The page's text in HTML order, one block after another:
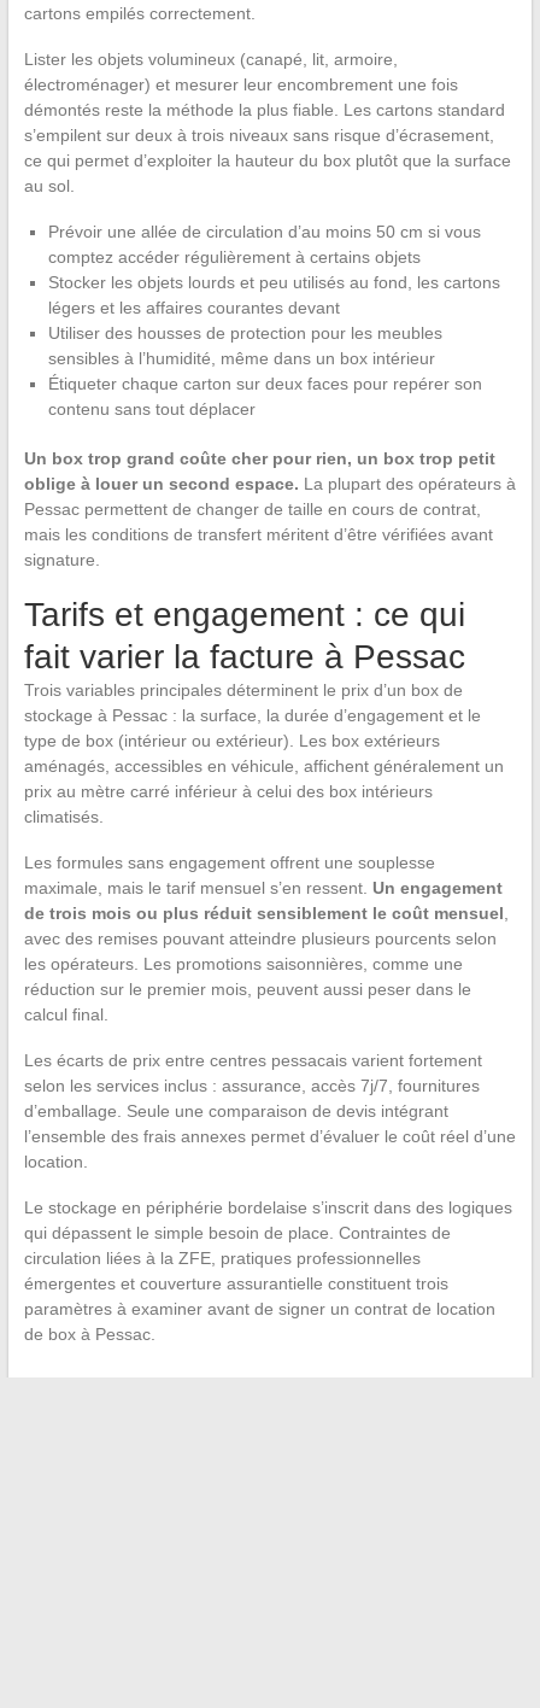
cartons empilés correctement.
Lister les objets volumineux (canapé, lit, armoire,
électroménager) et mesurer leur encombrement une fois
démontés reste la méthode la plus fiable. Les cartons standard
s’empilent sur deux à trois niveaux sans risque d’écrasement,
ce qui permet d’exploiter la hauteur du box plutôt que la surface
au sol.
Prévoir une allée de circulation d’au moins 50 cm si vous
comptez accéder régulièrement à certains objets
Stocker les objets lourds et peu utilisés au fond, les cartons
légers et les affaires courantes devant
Utiliser des housses de protection pour les meubles
sensibles à l’humidité, même dans un box intérieur
Étiqueter chaque carton sur deux faces pour repérer son
contenu sans tout déplacer
Un box trop grand coûte cher pour rien, un box trop petit
oblige à louer un second espace. La plupart des opérateurs à
Pessac permettent de changer de taille en cours de contrat,
mais les conditions de transfert méritent d’être vérifiées avant
signature.
Tarifs et engagement : ce qui
fait varier la facture à Pessac
Trois variables principales déterminent le prix d’un box de
stockage à Pessac : la surface, la durée d’engagement et le
type de box (intérieur ou extérieur). Les box extérieurs
aménagés, accessibles en véhicule, affichent généralement un
prix au mètre carré inférieur à celui des box intérieurs
climatisés.
Les formules sans engagement offrent une souplesse
maximale, mais le tarif mensuel s’en ressent. Un engagement
de trois mois ou plus réduit sensiblement le coût mensuel,
avec des remises pouvant atteindre plusieurs pourcents selon
les opérateurs. Les promotions saisonnières, comme une
réduction sur le premier mois, peuvent aussi peser dans le
calcul final.
Les écarts de prix entre centres pessacais varient fortement
selon les services inclus : assurance, accès 7j/7, fournitures
d’emballage. Seule une comparaison de devis intégrant
l’ensemble des frais annexes permet d’évaluer le coût réel d’une
location.
Le stockage en périphérie bordelaise s’inscrit dans des logiques
qui dépassent le simple besoin de place. Contraintes de
circulation liées à la ZFE, pratiques professionnelles
émergentes et couverture assurantielle constituent trois
paramètres à examiner avant de signer un contrat de location
de box à Pessac.